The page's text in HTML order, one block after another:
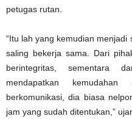
petugas rutan.
“Itu lah yang kemudian
saling bekerja sama. Dari
berintegritas, sementara
mendapatkan
berkomunikasi, dia biasa
jam yang sudah ditentukan,”